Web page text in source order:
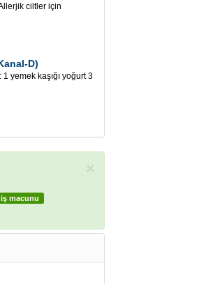
ciltler için
D)
kaşığı yoğurt 3
×
macunu